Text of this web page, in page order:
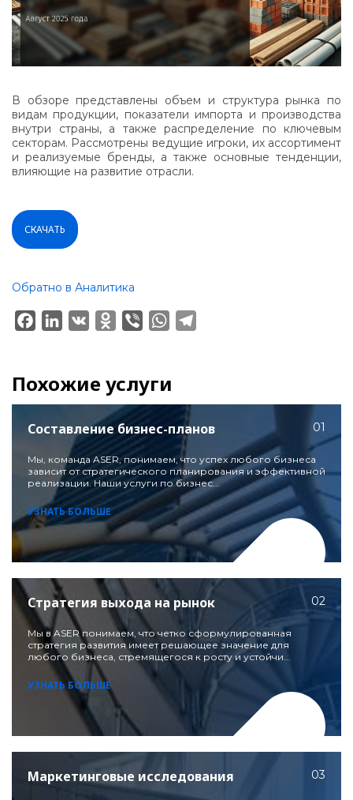
В обзоре представлены объем и структура рынка по
видам продукции, показатели импорта и производства
внутри страны, а также распределение по ключевым
секторам. Рассмотрены ведущие игроки, их ассортимент
и реализуемые бренды, а также основные тенденции,
влияющие на развитие отрасли.
СКАЧАТЬ
Обратно в Аналитика
FacebookLinkedIn
VK Odnoklassniki
Viber WhatsApp
Похожие услуги
Составление бизнес-планов
Мы, команда ASER, понимаем, что успех любого бизнеса
зависит от стратегического планирования и эффективной
реализации. Наши услуги по бизнес...
УЗНАТЬ БОЛЬШЕ
01
Стратегия выхода на рынок
Мы в ASER понимаем, что четко сформулированная
стратегия развития имеет решающее значение для
любого бизнеса, стремящегося к росту и устойчи...
УЗНАТЬ БОЛЬШЕ
02
Маркетинговые исследования 03